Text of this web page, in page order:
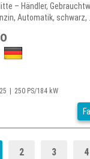
– Händler,
Automatik, schwarz, ...
250 PS/184 kW
2 3 4